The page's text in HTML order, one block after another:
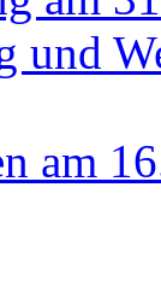
und
am